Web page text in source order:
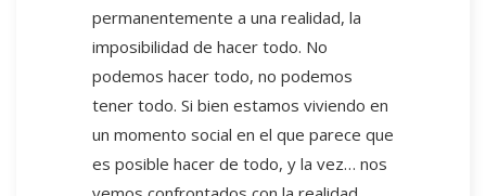
permanentemente a una realidad, la
imposibilidad de hacer todo. No
podemos hacer todo, no podemos
tener todo. Si bien estamos viviendo en
un momento social en el que parece que
es posible hacer de todo, y la vez… nos